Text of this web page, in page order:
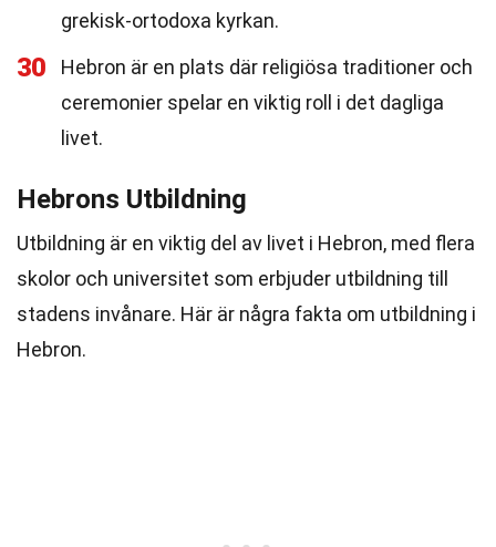
grekisk-ortodoxa kyrkan.
30
Hebron är en plats där religiösa traditioner och
ceremonier spelar en viktig roll i det dagliga
livet.
Hebrons Utbildning
Utbildning är en viktig del av livet i Hebron, med flera
skolor och universitet som erbjuder utbildning till
stadens invånare. Här är några fakta om utbildning i
Hebron.